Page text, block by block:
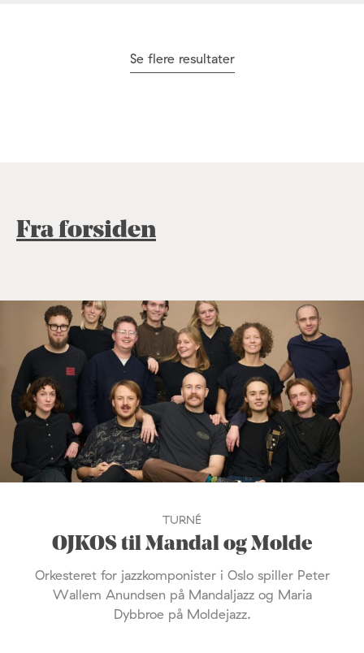
Se flere resultater
Fra forsiden
TURNÉ
OJKOS til Mandal og Molde
Orkesteret for jazzkomponister i Oslo spiller Peter
Wallem Anundsen på Mandaljazz og Maria
Dybbroe på Moldejazz.